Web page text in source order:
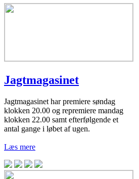
Jagtmagasinet
Jagtmagasinet har premiere søndag
klokken 20.00 og repremiere mandag
klokken 22.00 samt efterfølgende et
antal gange i løbet af ugen.
Læs mere